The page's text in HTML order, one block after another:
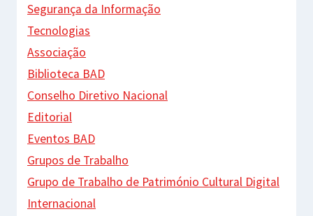
Segurança da Informação
Tecnologias
Associação
Biblioteca BAD
Conselho Diretivo Nacional
Editorial
Eventos BAD
Grupos de Trabalho
Grupo de Trabalho de Património Cultural Digital
Internacional